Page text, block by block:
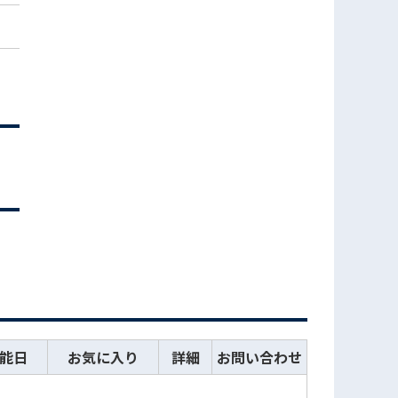
日 お気に入り 詳細 お問い合わせ